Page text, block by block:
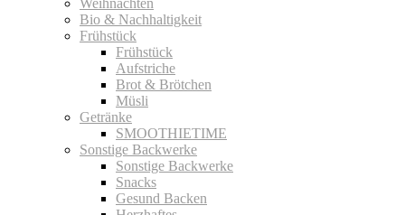
Bio & Nachhaltigkeit
Frühstück
Frühstück
Aufstriche
Brot & Brötchen
Müsli
Getränke
SMOOTHIETIME
Sonstige Backwerke
Sonstige Backwerke
Snacks
Gesund Backen